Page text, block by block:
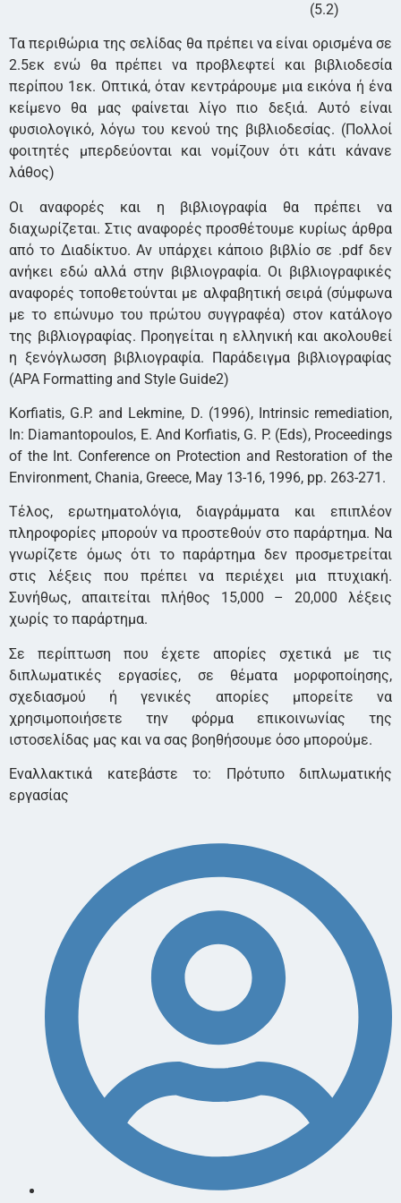
(5.2)
Τα περιθώρια της σελίδας θα πρέπει να είναι ορισμένα σε
2.5εκ ενώ θα πρέπει να προβλεφτεί και βιβλιοδεσία
περίπου 1εκ. Οπτικά, όταν κεντράρουμε μια εικόνα ή ένα
κείμενο θα μας φαίνεται λίγο πιο δεξιά. Αυτό είναι
φυσιολογικό, λόγω του κενού της βιβλιοδεσίας. (Πολλοί
φοιτητές μπερδεύονται και νομίζουν ότι κάτι κάνανε
λάθος)
Οι αναφορές και η βιβλιογραφία θα πρέπει να
διαχωρίζεται. Στις αναφορές προσθέτουμε κυρίως άρθρα
από το Διαδίκτυο. Αν υπάρχει κάποιο βιβλίο σε .pdf δεν
ανήκει εδώ αλλά στην βιβλιογραφία. Οι βιβλιογραφικές
αναφορές τοποθετούνται με αλφαβητική σειρά (σύμφωνα
με το επώνυμο του πρώτου συγγραφέα) στον κατάλογο
της βιβλιογραφίας. Προηγείται η ελληνική και ακολουθεί
η ξενόγλωσση βιβλιογραφία. Παράδειγμα βιβλιογραφίας
(APA Formatting and Style Guide2)
Korfiatis, G.P. and Lekmine, D. (1996), Intrinsic remediation,
In: Diamantopoulos, Ε. And Korfiatis, G. P. (Eds), Proceedings
of the Int. Conference on Protection and Restoration of the
Environment, Chania, Greece, May 13-16, 1996, pp. 263-271.
Τέλος, ερωτηματολόγια, διαγράμματα και επιπλέον
πληροφορίες μπορούν να προστεθούν στο παράρτημα. Να
γνωρίζετε όμως ότι το παράρτημα δεν προσμετρείται
στις λέξεις που πρέπει να περιέχει μια πτυχιακή.
Συνήθως, απαιτείται πλήθος 15,000 – 20,000 λέξεις
χωρίς το παράρτημα.
Σε περίπτωση που έχετε απορίες σχετικά με τις
διπλωματικές εργασίες, σε θέματα μορφοποίησης,
σχεδιασμού ή γενικές απορίες μπορείτε να
χρησιμοποιήσετε την φόρμα επικοινωνίας της
ιστοσελίδας μας και να σας βοηθήσουμε όσο μπορούμε.
Εναλλακτικά κατεβάστε το: Πρότυπο διπλωματικής
εργασίας